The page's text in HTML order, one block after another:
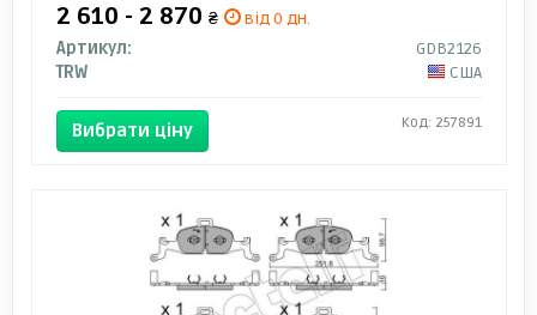
2 610 - 2 870 ₴
від 0 дн.
Артикул:
GDB2126
TRW
США
Вибрати ціну Код: 257891